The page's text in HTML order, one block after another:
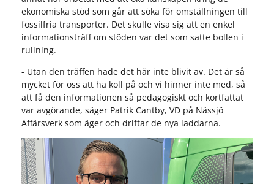
ekonomiska stöd som går att söka för omställningen till
fossilfria transporter. Det skulle visa sig att en enkel
informationsträff om stöden var det som satte bollen i
rullning.
- Utan den träffen hade det här inte blivit av. Det är så
mycket för oss att ha koll på och vi hinner inte med, så
att få den informationen så pedagogiskt och kortfattat
var avgörande, säger Patrik Cantby, VD på Nässjö
Affärsverk som äger och driftar de nya laddarna.